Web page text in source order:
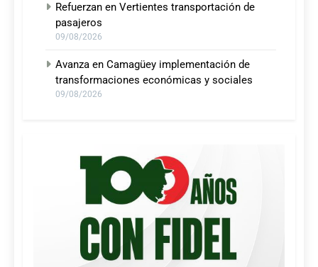
Refuerzan en Vertientes transportación de
pasajeros
09/08/2026
Avanza en Camagüey implementación de
transformaciones económicas y sociales
09/08/2026